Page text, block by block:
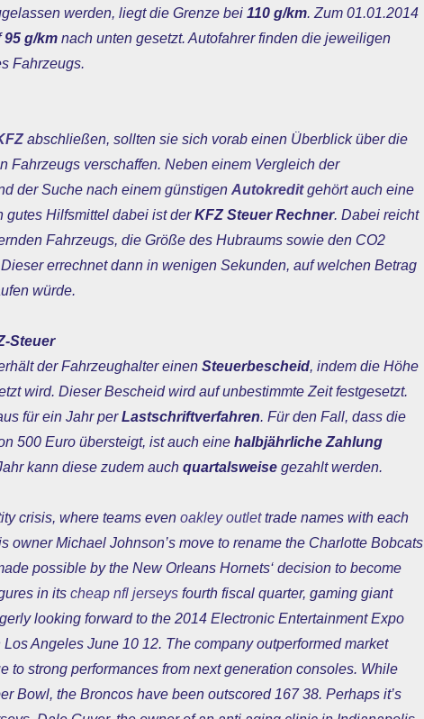
werden, liegt die Grenze bei 110 g/km. Zum 01.01.2014
95 g/km nach unten gesetzt. Autofahrer finden die jeweiligen
Fahrzeugs.
abschließen, sollten sie sich vorab einen Überblick über die
Fahrzeugs verschaffen. Neben einem Vergleich der
der Suche nach einem günstigen Autokredit gehört auch eine
gutes Hilfsmittel dabei ist derKFZ Steuer Rechner. Dabei reicht
Fahrzeugs, die Größe des Hubraums sowie den CO2
errechnet dann in wenigen Sekunden, auf welchen Betrag
würde.
Steuer
der Fahrzeughalter einen Steuerbescheid, indem die Höhe
wird. Dieser Bescheid wird auf unbestimmte Zeit festgesetzt.
für ein Jahr perLastschriftverfahren. Für den Fall, dass die
500 Euro übersteigt, ist auch eine halbjährliche Zahlung
kann diese zudem auch quartalsweise gezahlt werden.
crisis, where teams even oakley outlettrade names with each
owner Michael Johnson’s move to rename the Charlotte Bobcats
possible by the New Orleans Hornets‘ decision to become
in its cheap nfl jerseys fourth fiscal quarter, gaming giant
looking forward to the 2014 Electronic Entertainment Expo
Angeles June 10 12. The company outperformed market
to strong performances from next generation consoles. While
Bowl, the Broncos have been outscored 167 38. Perhaps it’s